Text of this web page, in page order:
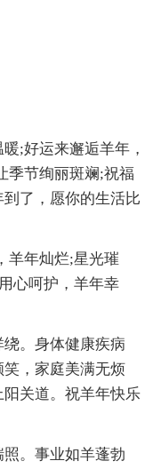
;好运来邂逅羊年，
季节绚丽斑斓;祝福
了，愿你的生活比
羊年灿烂;星光璀
心呵护，羊年幸
。身体健康疾病
，家庭美满无烦
关道。祝羊年快乐
。事业如羊蓬勃